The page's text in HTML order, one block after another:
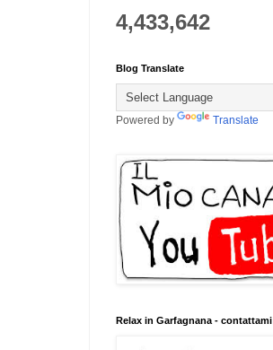
4,433,642
Blog Translate
Powered by Translate
Relax in Garfagnana - contattami